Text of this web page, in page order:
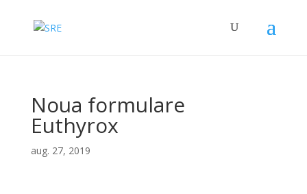
Noua formulare
Euthyrox
aug. 27, 2019